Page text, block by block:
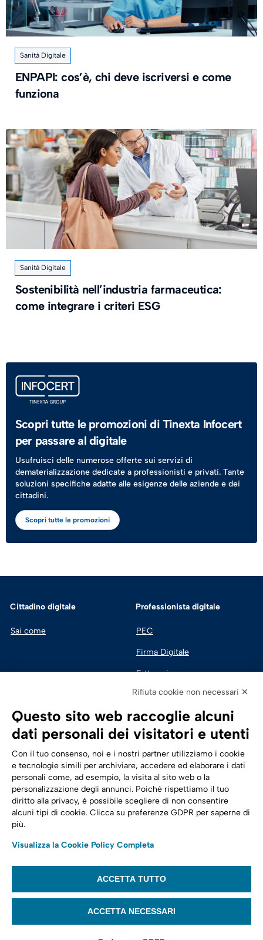
Sanità Digitale
ENPAPI: cos’è, chi deve iscriversi e come
funziona
Sanità Digitale
Sostenibilità nell’industria farmaceutica:
come integrare i criteri ESG
Scopri tutte le promozioni di Tinexta Infocert
per passare al digitale
Usufruisci delle numerose offerte sui servizi di
dematerializzazione dedicate a professionisti e privati. Tante
soluzioni specifiche adatte alle esigenze delle aziende e dei
cittadini.
Scopri tutte le promozioni
Cittadino digitale
Sai come
Professionista digitale
PEC
Firma Digitale
Fatturazione
Sicurezza Digitale
Cloud
Trasformazione digitale
Energia
Telecomunicazioni
Automotive
Seguici su:
© 2022,Tinexta Infocert S.p.A.– P.IVA 07945211006 – Cap. Sociale €
22.117.536 – REA RM 1064345 – Sede legale: Piazzale Flaminio 1/B, 00196 –
Rifiuta cookie non necessari ✕
Questo sito web raccoglie alcuni
dati personali dei visitatori e utenti
Con il tuo consenso, noi e i nostri partner utilizziamo i cookie
e tecnologie simili per archiviare, accedere ed elaborare i dati
personali come, ad esempio, la visita al sito web o la
personalizzazione degli annunci. Poiché rispettiamo il tuo
diritto alla privacy, è possibile scegliere di non consentire
alcuni tipi di cookie. Clicca su preferenze GDPR per saperne di
più.
Visualizza la Cookie Policy Completa
ACCETTA TUTTO
ACCETTA NECESSARI